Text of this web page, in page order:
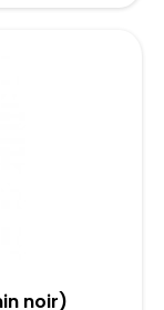
noir)